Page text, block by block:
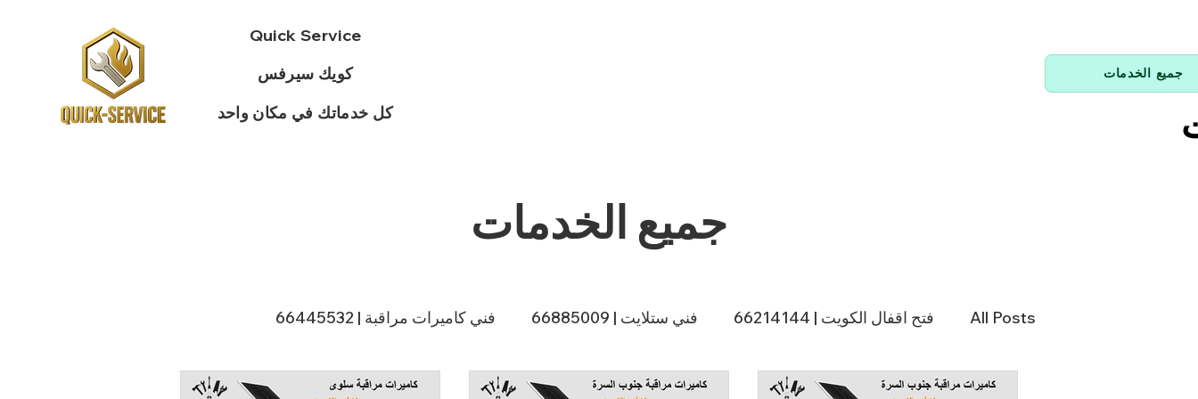
جميع الخدمات
Quick Service
كويك سيرفس
كل خدماتك في مكان واحد
جميع الخدمات
All Posts فتح اقفال الكويت | 66214144 فني ستلايت | 66885009 فني كاميرات مراقبة | 66445532
فني تكييف | 98943366 فني طباخات الكويت | 66557188 صباغ الكويت | 66874433